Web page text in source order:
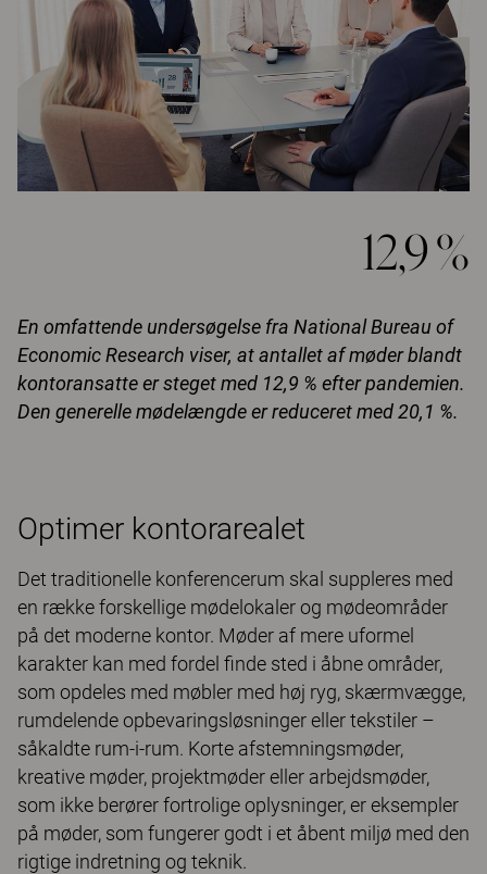
12,9 %
En omfattende undersøgelse fra National Bureau of
Economic Research viser, at antallet af møder blandt
kontoransatte er steget med 12,9 % efter pandemien.
Den generelle mødelængde er reduceret med 20,1 %.
Optimer kontorarealet
Det traditionelle konferencerum skal suppleres med
en række forskellige mødelokaler og mødeområder
på det moderne kontor. Møder af mere uformel
karakter kan med fordel finde sted i åbne områder,
som opdeles med møbler med høj ryg, skærmvægge,
rumdelende opbevaringsløsninger eller tekstiler –
såkaldte rum-i-rum. Korte afstemningsmøder,
kreative møder, projektmøder eller arbejdsmøder,
som ikke berører fortrolige oplysninger, er eksempler
på møder, som fungerer godt i et åbent miljø med den
rigtige indretning og teknik.